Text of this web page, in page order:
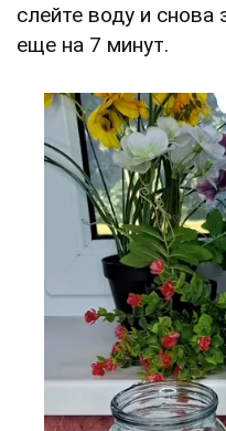
слейте воду и снова
еще на 7 минут.